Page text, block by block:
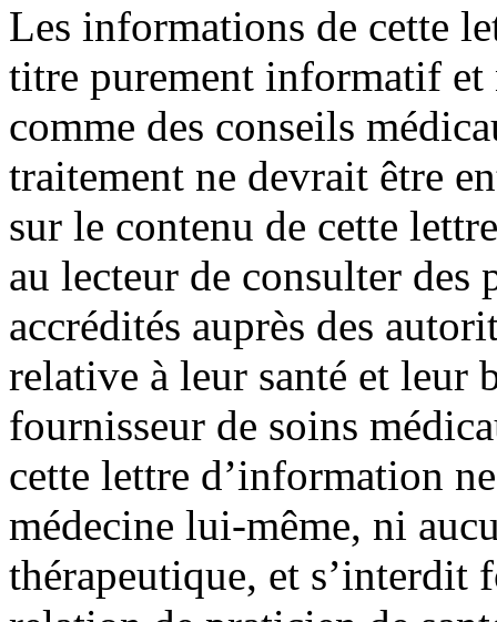
Les informations de cette
titre purement informatif et
comme des conseils
traitement ne devrait être
sur le contenu de cette
au lecteur de consulter des
accrédités auprès des
relative à leur santé et leur
fournisseur de soins
cette lettre d’information
médecine lui-même, ni
thérapeutique, et s’interdit